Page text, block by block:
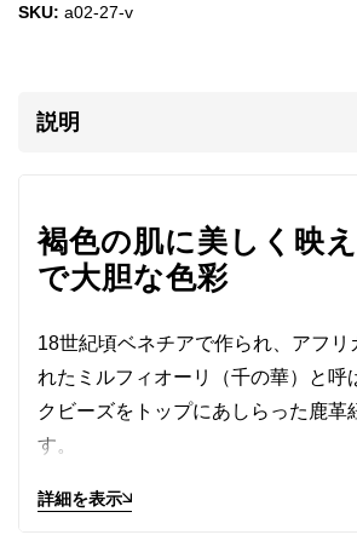
SKU: a02-27-v
説明
褐色の肌に美しく映
で大胆な色彩
18世紀頃ベネチアで作られ、アフリ
れたミルフィオーリ（千の華）と呼
クビーズをトップにあしらった鹿革
す。
褐色の肌に美しく映える鮮やかで大
詳細を表示